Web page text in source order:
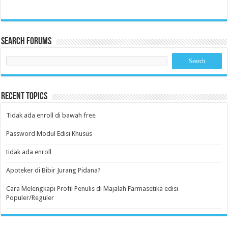
Search Forums
Recent Topics
Tidak ada enroll di bawah free
Password Modul Edisi Khusus
tidak ada enroll
Apoteker di Bibir Jurang Pidana?
Cara Melengkapi Profil Penulis di Majalah Farmasetika edisi
Populer/Reguler